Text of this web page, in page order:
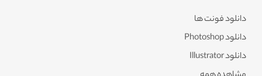
دانلود فونت ها
دانلود Photoshop
دانلود Illustrator